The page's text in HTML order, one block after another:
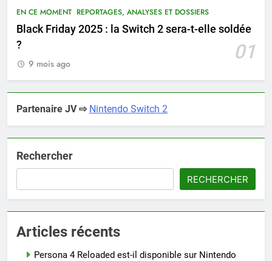
EN CE MOMENT REPORTAGES, ANALYSES ET DOSSIERS
Black Friday 2025 : la Switch 2 sera-t-elle soldée
?
01
9 mois ago
Partenaire JV ⇨ Nintendo Switch 2
Rechercher
RECHERCHER
Articles récents
Persona 4 Reloaded est-il disponible sur Nintendo